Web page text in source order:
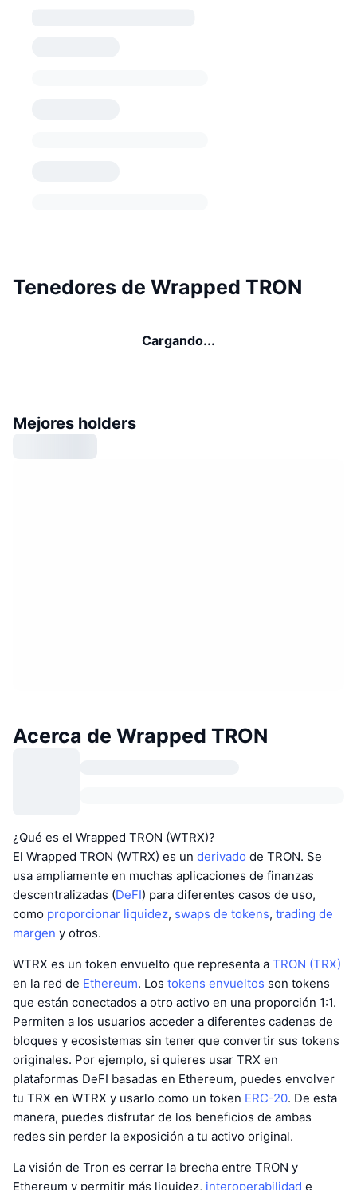
Tenedores de Wrapped TRON
Cargando...
Mejores holders
Acerca de Wrapped TRON
¿Qué es el Wrapped TRON (WTRX)?
El Wrapped TRON (WTRX) es un derivado de TRON. Se
usa ampliamente en muchas aplicaciones de finanzas
descentralizadas (DeFI) para diferentes casos de uso,
como proporcionar liquidez, swaps de tokens, trading de
margen y otros.
WTRX es un token envuelto que representa a TRON (TRX)
en la red de Ethereum. Los tokens envueltos son tokens
que están conectados a otro activo en una proporción 1:1.
Permiten a los usuarios acceder a diferentes cadenas de
bloques y ecosistemas sin tener que convertir sus tokens
originales. Por ejemplo, si quieres usar TRX en
plataformas DeFI basadas en Ethereum, puedes envolver
tu TRX en WTRX y usarlo como un token ERC-20. De esta
manera, puedes disfrutar de los beneficios de ambas
redes sin perder la exposición a tu activo original.
La visión de Tron es cerrar la brecha entre TRON y
Ethereum y permitir más liquidez, interoperabilidad e